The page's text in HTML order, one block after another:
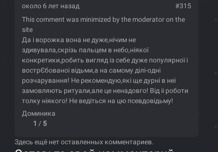
около 6 лет назад
#315
This comment was minimized by the moderator on the
site
Да і ворожка вона не дуже,нічим не
здивувала,скрізь пальцем в небо,ніякої
конкретики,робить вигляд із себе дуже популярної і
вострЄбованоі відьми,а на самому ділі-одні
розчарування! Не рекомендую,які ще дурні в неі
замовляють ритуали,але це ненадовго! Від іі роботи
толку ніякого! Не ведіться на цю псевдовідьму!
Доминика
1 / 5
Здесь ещё нет оставленных комментариев.